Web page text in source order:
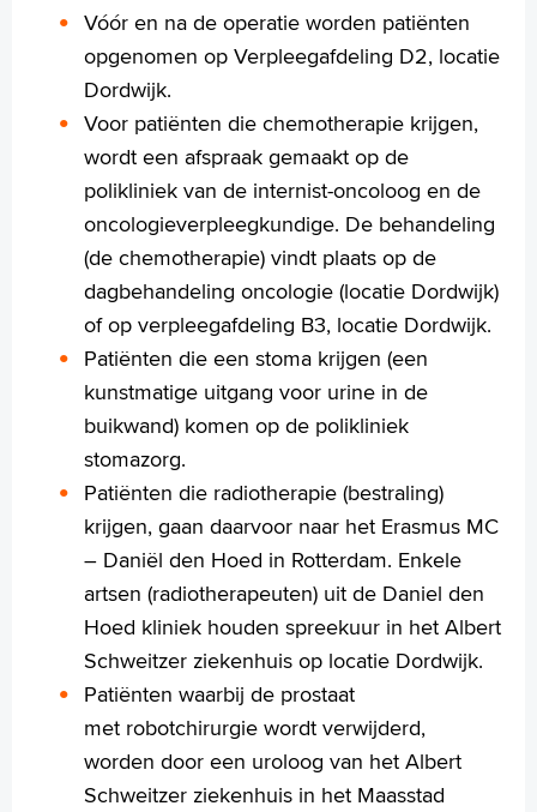
Tekstgrootte A +
Voorleesfunctie
English
Français
Polski
Türkçe
Arabisch
Vóór en na de operatie worden patiënten
opgenomen op Verpleegafdeling D2, locatie
Dordwijk.
Voor patiënten die chemotherapie krijgen,
wordt een afspraak gemaakt op de
polikliniek van de internist-oncoloog en de
oncologieverpleegkundige. De behandeling
(de chemotherapie) vindt plaats op de
dagbehandeling oncologie (locatie Dordwijk)
of op verpleegafdeling B3, locatie Dordwijk.
Patiënten die een stoma krijgen (een
kunstmatige uitgang voor urine in de
buikwand) komen op de polikliniek
stomazorg.
Patiënten die radiotherapie (bestraling)
krijgen, gaan daarvoor naar het Erasmus MC
– Daniël den Hoed in Rotterdam. Enkele
artsen (radiotherapeuten) uit de Daniel den
Hoed kliniek houden spreekuur in het Albert
Schweitzer ziekenhuis op locatie Dordwijk.
Patiënten waarbij de prostaat
met robotchirurgie wordt verwijderd,
worden door een uroloog van het Albert
Schweitzer ziekenhuis in het Maasstad